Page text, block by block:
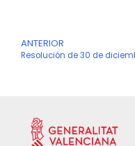
Ant
ANTERIOR
hasta el